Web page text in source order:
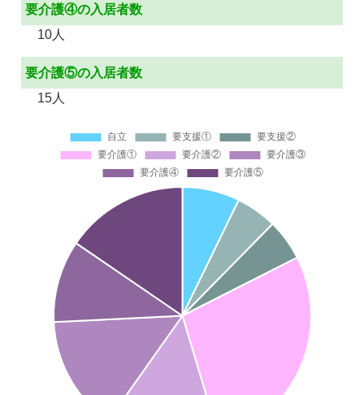
要介護④の入居者数
10人
要介護⑤の入居者数
15人